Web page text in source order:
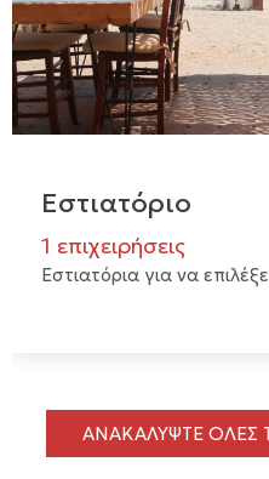
Εστιατόριο
1 επιχειρήσεις
Εστιατόρια για να
ΑΝΑΚΑΛΥΨΤΕ ΟΛΕΣ